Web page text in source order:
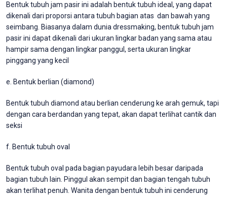
Bentuk tubuh jam pasir ini adalah bentuk tubuh ideal, yang dapat
dikenali dari proporsi antara tubuh bagian atas dan bawah yang
seimbang. Biasanya dalam dunia dressmaking, bentuk tubuh jam
pasir ini dapat dikenali dari ukuran lingkar badan yang sama atau
hampir sama dengan lingkar panggul, serta ukuran lingkar
pinggang yang kecil
e. Bentuk berlian (diamond)
Bentuk tubuh diamond atau berlian cenderung ke arah gemuk, tapi
dengan cara berdandan yang tepat, akan dapat terlihat cantik dan
seksi
f. Bentuk tubuh oval
Bentuk tubuh oval pada bagian payudara lebih besar daripada
bagian tubuh lain. Pinggul akan sempit dan bagian tengah tubuh
akan terlihat penuh. Wanita dengan bentuk tubuh ini cenderung